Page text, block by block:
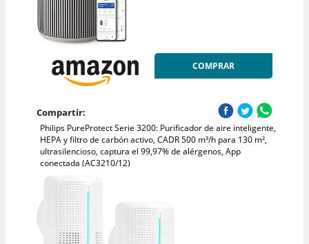
COMPRAR
Compartir:
Philips PureProtect Serie 3200: Purificador de aire inteligente,
HEPA y filtro de carbón activo, CADR 500 m³/h para 130 m²,
ultrasilencioso, captura el 99,97% de alérgenos, App
conectada (AC3210/12)